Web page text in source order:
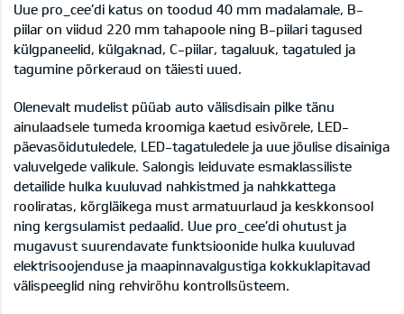
Uue pro_cee’di katus on toodud 40 mm madalamale, B-
piilar on viidud 220 mm tahapoole ning B-piilari tagused
külgpaneelid, külgaknad, C-piilar, tagaluuk, tagatuled ja
tagumine põrkeraud on täiesti uued.
Olenevalt mudelist püüab auto välisdisain pilke tänu
ainulaadsele tumeda kroomiga kaetud esivõrele, LED-
päevasõidutuledele, LED-tagatuledele ja uue jõulise disainiga
valuvelgede valikule. Salongis leiduvate esmaklassiliste
detailide hulka kuuluvad nahkistmed ja nahkkattega
rooliratas, kõrgläikega must armatuurlaud ja keskkonsool
ning kergsulamist pedaalid. Uue pro_cee’di ohutust ja
mugavust suurendavate funktsioonide hulka kuuluvad
elektrisoojenduse ja maapinnavalgustiga kokkuklapitavad
välispeeglid ning rehvirõhu kontrollsüsteem.